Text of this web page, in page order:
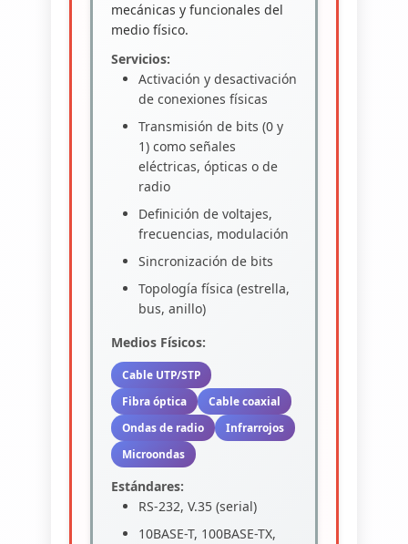
mecánicas y funcionales del
medio físico.
Servicios:
Activación y desactivación
de conexiones físicas
Transmisión de bits (0 y
1) como señales
eléctricas, ópticas o de
radio
Definición de voltajes,
frecuencias, modulación
Sincronización de bits
Topología física (estrella,
bus, anillo)
Medios Físicos:
Cable UTP/STP
Fibra óptica
Cable coaxial
Ondas de radio
Infrarrojos
Microondas
Estándares:
RS-232, V.35 (serial)
10BASE-T, 100BASE-TX,